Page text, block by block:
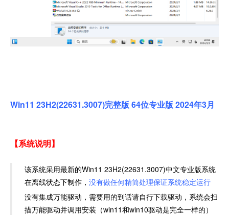
Win11 23H2(22631.3007)完整版 64位专业版 2024年3月
【系统说明】
该系统采用最新的Win11 23H2(22631.3007)中文专业版系统
在离线状态下制作， 没有做任何精简处理保证系统稳定运行
没有集成万能驱动，需要用的到话请自行下载驱动，系统会扫
描万能驱动并调用安装（win11和win10驱动是完全一样的）